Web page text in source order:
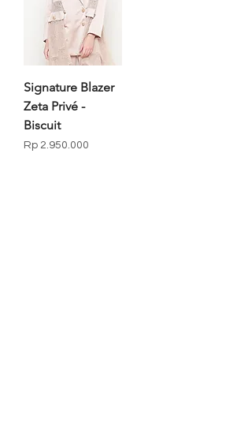
Signature Blazer
Zeta Privé -
Biscuit
Price
Rp 2.950.000